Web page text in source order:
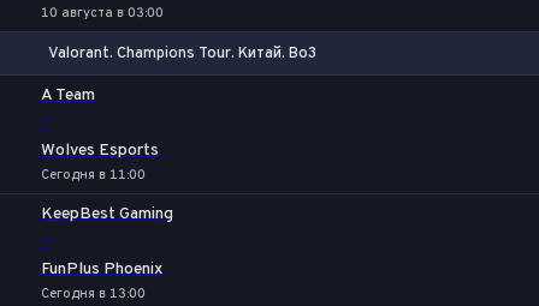
10 августа в 03:00
Valorant. Champions Tour. Китай. Bo3
A Team
-
Wolves Esports
Сегодня в 11:00
KeepBest Gaming
-
FunPlus Phoenix
Сегодня в 13:00